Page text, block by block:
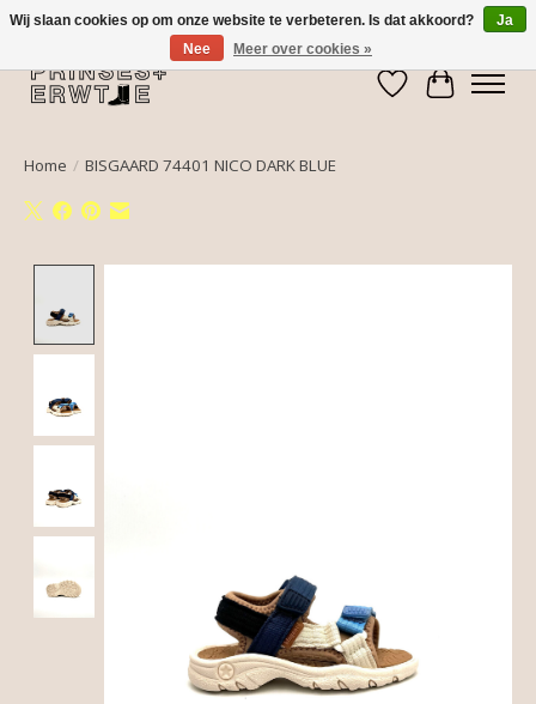
Verlanglijst
Home / BISGAARD 74401 NICO DARK BLUE
Wij slaan cookies op om onze website te verbeteren. Is dat akkoord?
Ja
Nee
Meer over cookies »